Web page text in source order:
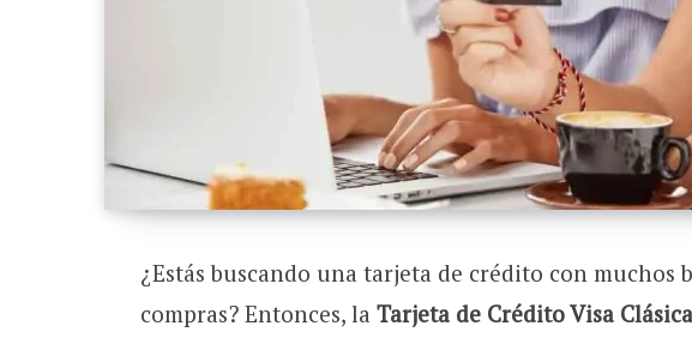
¿Estás buscando una tarjeta de crédito con muchos
compras? Entonces, la Tarjeta de Crédito Visa